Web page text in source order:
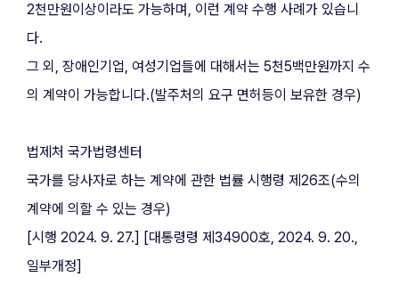
2천만원이상이라도 가능하며, 이런 계약 수행 사례가 있습니
다.
그 외, 장애인기업, 여성기업들에 대해서는 5천5백만원까지 수
의 계약이 가능합니다.(발주처의 요구 면허등이 보유한 경우)
법제처 국가법령센터
국가를 당사자로 하는 계약에 관한 법률 시행령 제26조(수의
계약에 의할 수 있는 경우)
[시행 2024. 9. 27.] [대통령령 제34900호, 2024. 9. 20.,
일부개정]